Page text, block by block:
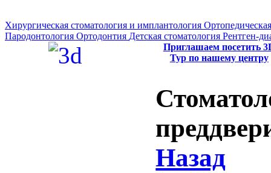
Хирургическая стоматология и имплантология
Пародонтология Ортодонтия Детская стоматология Рентген-
Приглашаем посетить
Тур по нашему центру
Назад